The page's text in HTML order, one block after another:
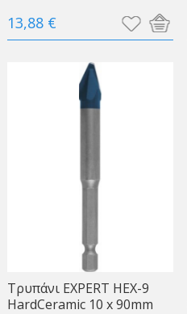
13,88 €
Τρυπάνι EXPERT HEX-9
HardCeramic 10 x 90mm